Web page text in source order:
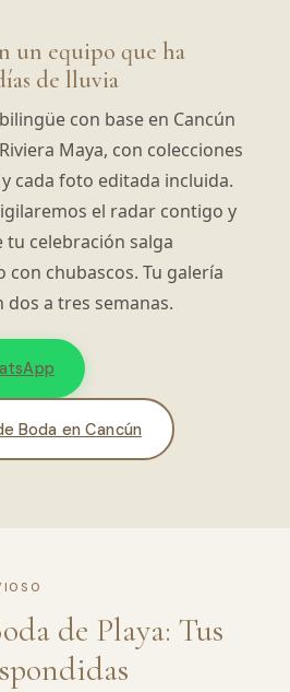
un equipo que ha
de lluvia
con base en Cancún
Maya, con colecciones
y cada foto editada incluida.
el radar contigo y
tu celebración salga
con chubascos. Tu galería
a tres semanas.
Boda en Cancún
de Playa: Tus